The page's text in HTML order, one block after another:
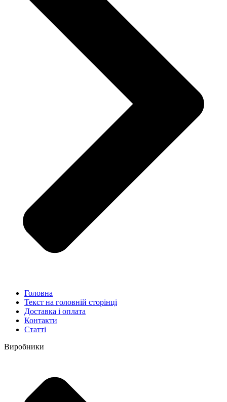
Головна
Текст на головній сторінці
Доставка і оплата
Контакти
Статті
Виробники